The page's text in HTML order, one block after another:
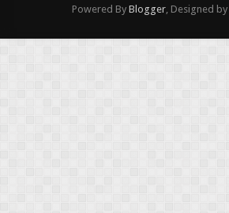
Powered By Blogger, Designed by